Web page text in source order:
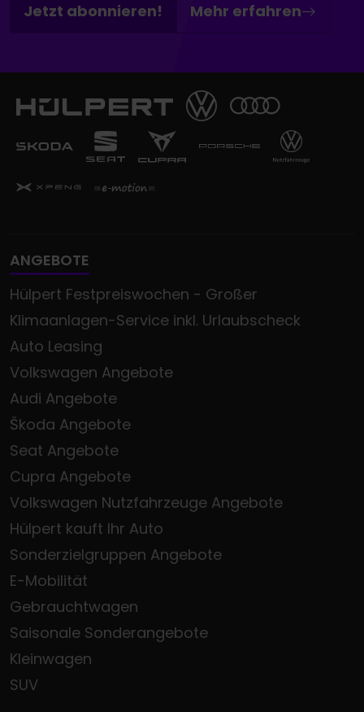
Jetzt abonnieren! Mehr erfahren
ANGEBOTE
Hülpert Festpreiswochen - Großer
Klimaanlagen-Service inkl. Urlaubscheck
Auto Leasing
Volkswagen Angebote
Audi Angebote
Škoda Angebote
Seat Angebote
Cupra Angebote
Volkswagen Nutzfahrzeuge Angebote
Hülpert kauft Ihr Auto
Sonderzielgruppen Angebote
E-Mobilität
Gebrauchtwagen
Saisonale Sonderangebote
Kleinwagen
SUV